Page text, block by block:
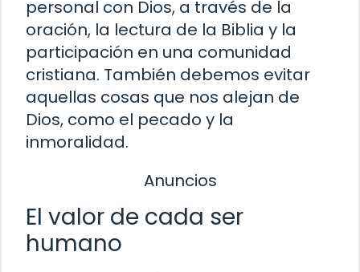
personal con Dios, a través de la
oración, la lectura de la Biblia y la
participación en una comunidad
cristiana. También debemos evitar
aquellas cosas que nos alejan de
Dios, como el pecado y la
inmoralidad.
Anuncios
El valor de cada ser
humano